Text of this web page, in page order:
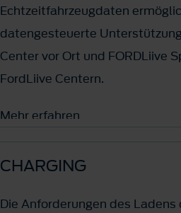
Echtzeitfahrzeugdaten
datengesteuerte
Center vor Ort und FORDLiive
FordLiive Centern.
Mehr erfahren
CHARGING
Die Anforderungen des